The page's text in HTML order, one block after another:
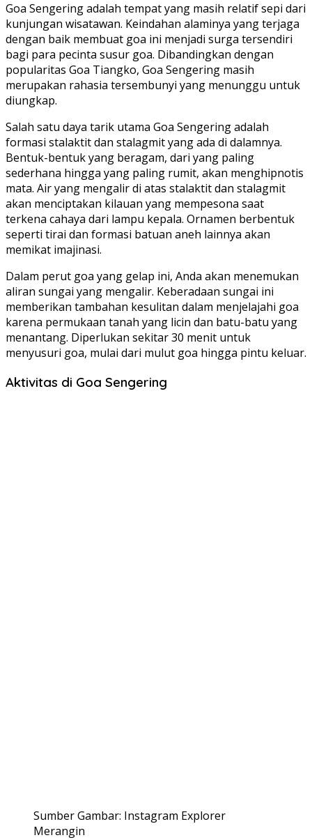
Goa Sengering adalah tempat yang masih relatif sepi dari
kunjungan wisatawan. Keindahan alaminya yang terjaga
dengan baik membuat goa ini menjadi surga tersendiri
bagi para pecinta susur goa. Dibandingkan dengan
popularitas Goa Tiangko, Goa Sengering masih
merupakan rahasia tersembunyi yang menunggu untuk
diungkap.
Salah satu daya tarik utama Goa Sengering adalah
formasi stalaktit dan stalagmit yang ada di dalamnya.
Bentuk-bentuk yang beragam, dari yang paling
sederhana hingga yang paling rumit, akan menghipnotis
mata. Air yang mengalir di atas stalaktit dan stalagmit
akan menciptakan kilauan yang mempesona saat
terkena cahaya dari lampu kepala. Ornamen berbentuk
seperti tirai dan formasi batuan aneh lainnya akan
memikat imajinasi.
Dalam perut goa yang gelap ini, Anda akan menemukan
aliran sungai yang mengalir. Keberadaan sungai ini
memberikan tambahan kesulitan dalam menjelajahi goa
karena permukaan tanah yang licin dan batu-batu yang
menantang. Diperlukan sekitar 30 menit untuk
menyusuri goa, mulai dari mulut goa hingga pintu keluar.
Aktivitas di Goa Sengering
Sumber Gambar: Instagram Explorer
Merangin